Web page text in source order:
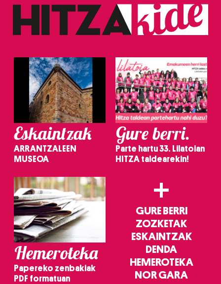
Eskaintzak
ARRANTZALEEN
MUSEOA
Gure berri.
Parte hartu 33. Lilatoian
HITZA taldearekin!
Hemeroteka
Papereko zenbakiak
PDF formatuan
+
GURE BERRI
ZOZKETAK
ESKAINTZAK
DENDA
HEMEROTEKA
NOR GARA